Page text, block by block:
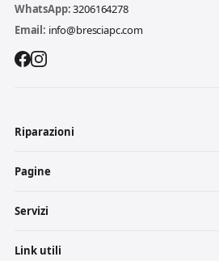
WhatsApp:3206164278
Email: info@bresciapc.com
Riparazioni
Pagine
Servizi
Link utili